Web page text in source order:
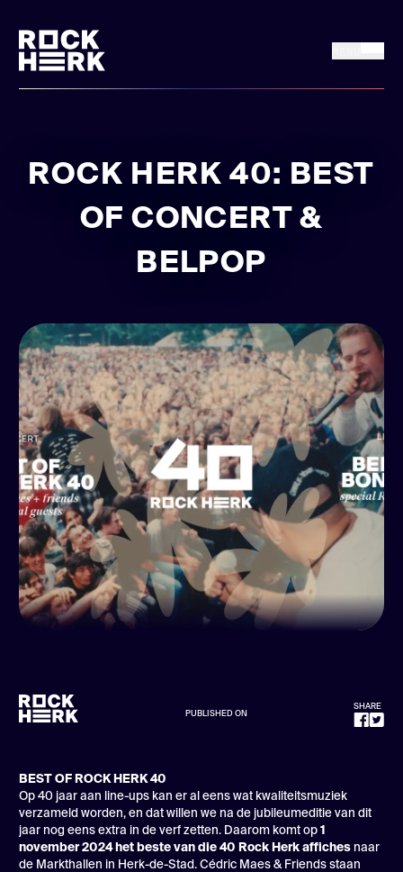
Nieuws
Rock Herk Encore
ROCK HERK 40: BEST
OF CONCERT &
BELPOP
PUBLISHED ON
SHARE
BEST OF ROCK HERK 40
Op 40 jaar aan line-ups kan er al eens wat kwaliteitsmuziek
verzameld worden, en dat willen we na de jubileumeditie van dit
jaar nog eens extra in de verf zetten. Daarom komt op 1
november 2024 het beste van die 40 Rock Herk affichesnaar
de Markthallen in Herk-de-Stad. Cédric Maes & Friends staan